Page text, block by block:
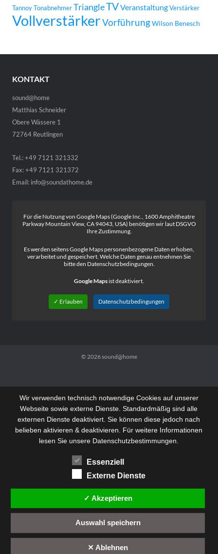
Tannoy Tonabnehmer TriangleTVVeranstaltung Verstärker
VollverstärkerVorführungWilson Benesch
KONTAKT
sound@home
Matthias Schneider
Obere Wässere 1
72764 Reutlingen
Tel.: +49 7121 321332
Fax: +49 7121 321372
Email: info@soundathome.de
Für die Nutzung von Google Maps (Google Inc., 1600 Amphitheatre
Parkway Mountain View, CA 94043, USA) benötigen wir laut DSGVO
Ihre Zustimmung.
Es werden seitens Google Maps personenbezogene Daten erhoben,
verarbeitet und gespeichert. Welche Daten genau entnehmen Sie
bitte den Datenschutzbedingungen.
Google Maps ist deaktiviert.
✓ Erlauben Datenschutzbedingungen
© 2026sound@home
Wir verwenden technisch notwendige Cookies auf unserer
Webseite sowie externe Dienste. Standardmäßig sind alle
externen Dienste deaktiviert. Sie können diese jedoch nach
belieben aktivieren & deaktivieren. Für weitere Informationen
lesen Sie unsere Datenschutzbestimmungen.
Essenziell
Externe Dienste
✓ Akzeptieren
Auswahl speichern
✕ Ablehnen